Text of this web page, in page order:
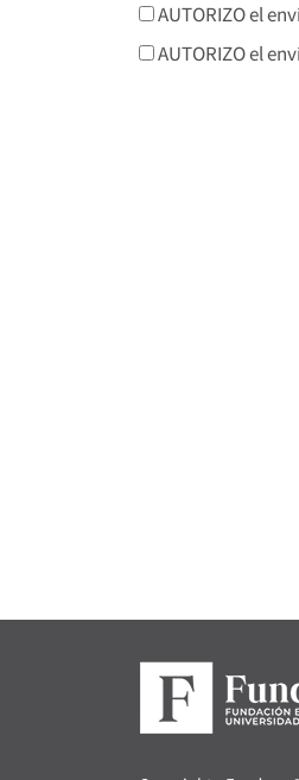
AUTORIZO el
AUTORIZO el